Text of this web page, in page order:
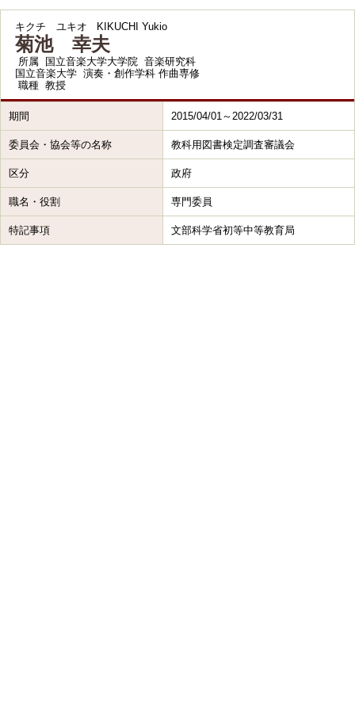
キクチ ユキオ KIKUCHI Yukio
菊池 幸夫
所属
国立音楽大学大学院 音楽研究科
国立音楽大学 演奏・創作学科 作曲専修
職種 教授
期間 2015/04/01～2022/03/31
委員会・協会等の名称 教科用図書検定調査審議会
区分 政府
職名・役割 専門委員
特記事項 文部科学省初等中等教育局